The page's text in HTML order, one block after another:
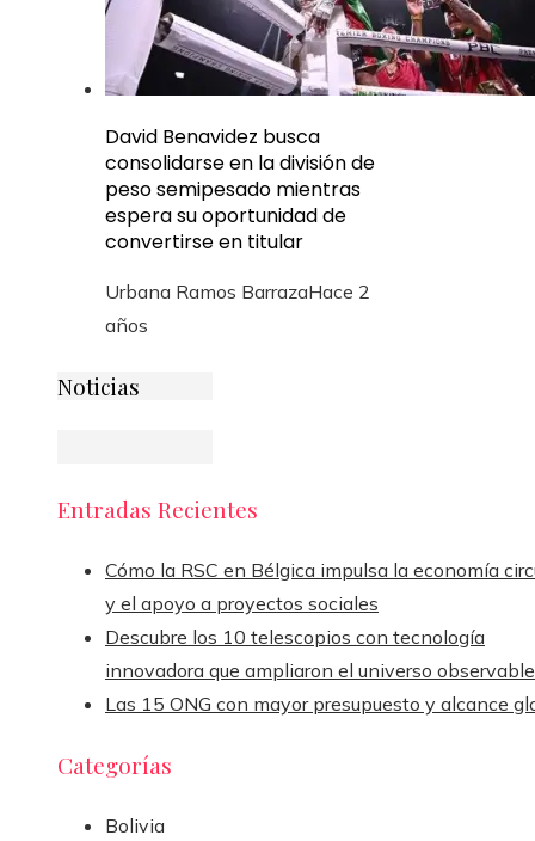
David Benavidez busca
consolidarse en la división de
peso semipesado mientras
espera su oportunidad de
convertirse en titular
Urbana Ramos BarrazaHace 2
años
Noticias
Entradas Recientes
Cómo la RSC en Bélgica impulsa la economía
y el apoyo a proyectos sociales
Descubre los 10 telescopios con tecnología
innovadora que ampliaron el universo observable
Las 15 ONG con mayor presupuesto y alcance
Categorías
Bolivia